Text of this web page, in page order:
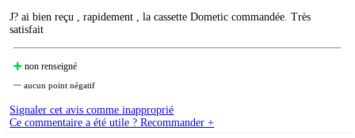
J? ai bien reçu , rapidement , la cassette Dometic commandée. Très
satisfait
non renseigné
aucun point négatif
Signaler cet avis comme inapproprié
Ce commentaire a été utile ? Recommander +